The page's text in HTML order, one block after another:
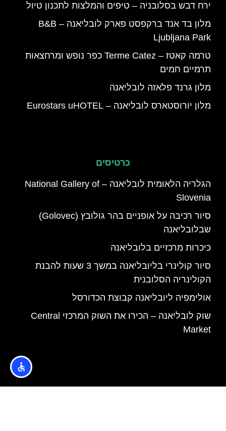
ירח דבש בסלובניה – טיפים והמלצות לתכנון טיול
מלון בד אנד ברקפסט פארק לובליאנה – B&B
Ljubljana Park
טרמה קאטז – Terme Catez כפר נופש ומרחצאות
תרמיים חמים
מלון גרנד פלאזה לובליאנה
מלון יורוסטארס לובליאנה – Eurostars uHOTEL
כרטיסים
הגלריה הלאומית לובליאנה – National Gallery of
Slovenia
סיור רכיבה על אופניים בהר גולובץ (Golovec)
שבלובליאנה
כיכרות מרכזיים בלובליאנה
סיור קולינרי בליובליאנה במשך 3 שעות להבנת
הקולינריה הסלובנית
אולימפיה ליובליאנה קבוצת הכדורסל
שוק לובליאנה – הכירו את השוק המרכזי Central
Market